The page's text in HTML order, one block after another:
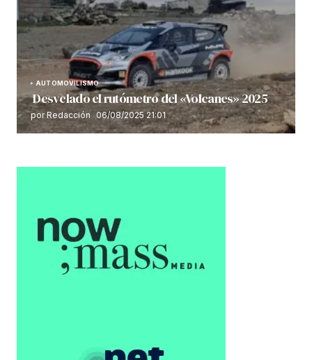
AUTOMOVILISMO
Desvelado el rutómetro del «Volcanes» 2025
por Redacción 06/08/2025 21:01